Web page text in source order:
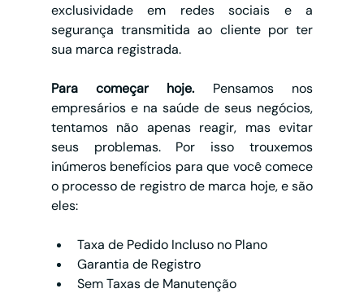
exclusividade em redes sociais e a
segurança transmitida ao cliente por ter
sua marca registrada.
Para começar hoje. Pensamos nos
empresários e na saúde de seus negócios,
tentamos não apenas reagir, mas evitar
seus problemas. Por isso trouxemos
inúmeros benefícios para que você comece
o processo de registro de marca hoje, e são
eles:
Taxa de Pedido Incluso no Plano
Garantia de Registro
Sem Taxas de Manutenção